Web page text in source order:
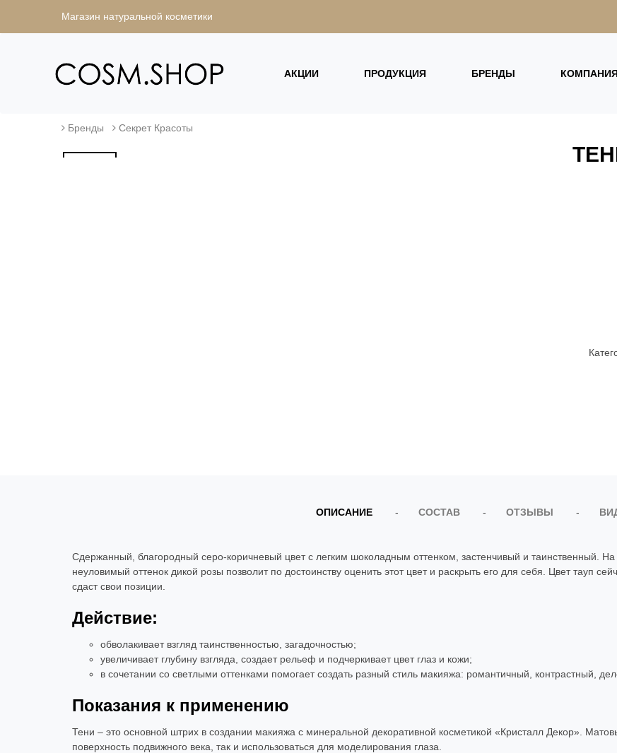
Магазин натуральной косметики
АКЦИИ ПРОДУКЦИЯ БРЕНДЫ
Бренды Секрет Красоты
ОПИСАНИЕ СОСТАВ ОТЗЫВЫ
Сдержанный, благородный серо-коричневый цвет с легким шоколадным оттенком, застенчивый и таинственный.
неуловимый оттенок дикой розы позволит по достоинству оценить этот цвет и раскрыть его для себя. Цвет тауп
сдаст свои позиции.
Действие:
обволакивает взгляд таинственностью, загадочностью;
увеличивает глубину взгляда, создает рельеф и подчеркивает цвет глаз и кожи;
в сочетании со светлыми оттенками помогает создать разный стиль макияжа: романтичный, контрастный,
Показания к применению
Тени – это основной штрих в создании макияжа с минеральной декоративной косметикой «Кристалл Декор».
поверхность подвижного века, так и использоваться для моделирования глаза.